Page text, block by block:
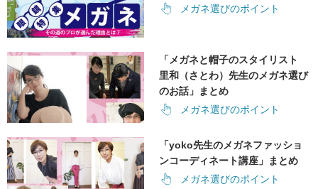
メガネ選びのポイント
「メガネと帽子のスタイリスト
里和（さとわ）先生のメガネ選び
のお話」まとめ
メガネ選びのポイント
「yoko先生のメガネファッショ
ンコーディネート講座」まとめ
メガネ選びのポイント